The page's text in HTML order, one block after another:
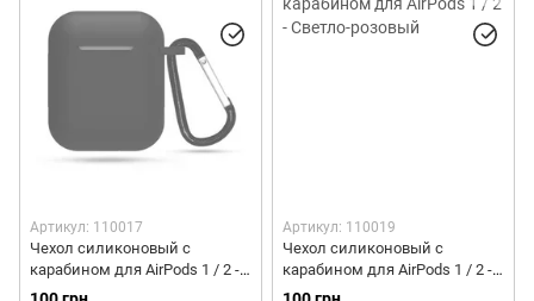
Артикул: 110017
Чехол силиконовый с
карабином для AirPods 1 / 2 -
Черный
Артикул: 110019
Чехол силиконовый с
карабином для AirPods 1 / 2 -
Светло-розовый